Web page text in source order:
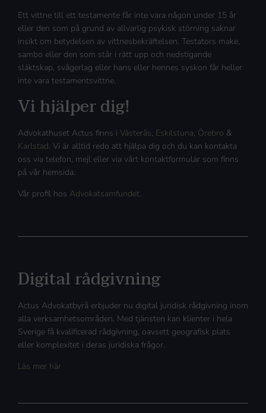
Ett vittne till ett testamente får inte vara någon under 15 år
eller den som på grund av allvarlig psykisk störning saknar
insikt om betydelsen av vittnesbekräftelsen. Testators make,
sambo eller den som står i rätt upp och nedstigande
släktskap, svågerlag eller hans eller hennes syskon får heller
inte vara testamentsvittne.
Vi hjälper dig!
Advokathuset Actus finns i Västerås, Eskilstuna, Örebro &
Karlstad. Vi är alltid redo att hjälpa dig och du kan kontakta
oss via telefon, mejl eller via vårt kontaktformulär som finns
på vår hemsida.
Vår profil hos Advokatsamfundet.
Digital rådgivning
Actus Advokatbyrå erbjuder nu digital juridisk rådgivning inom
alla verksamhetsområden. Med tjänsten kan klienter i hela
Sverige få kvalificerad rådgivning, oavsett geografisk plats
eller komplexitet i deras juridiska frågor.
Läs mer här